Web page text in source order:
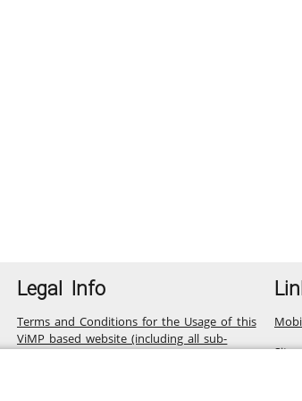
Legal Info
Terms and Conditions for the Usage of this
ViMP based website (including all sub-